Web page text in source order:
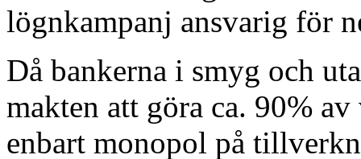
lögnkampanj ansvarig för
Då bankerna i smyg och
makten att göra ca. 90%
enbart monopol på